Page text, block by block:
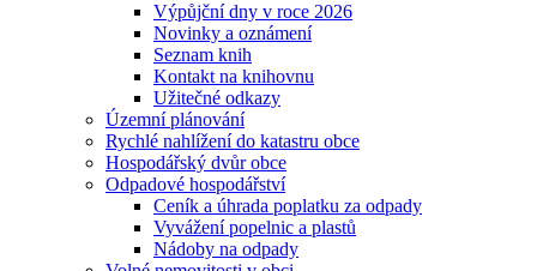
Výpůjční dny v roce 2026
Novinky a oznámení
Seznam knih
Kontakt na knihovnu
Užitečné odkazy
Územní plánování
Rychlé nahlížení do katastru obce
Hospodářský dvůr obce
Odpadové hospodářství
Ceník a úhrada poplatku za odpady
Vyvážení popelnic a plastů
Nádoby na odpady